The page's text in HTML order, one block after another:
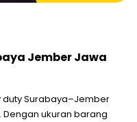
Jember Jawa
Surabaya–Jember
ukuran barang